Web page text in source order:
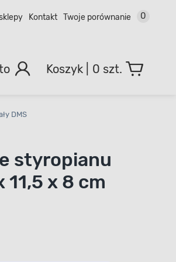
Kontakt Twoje porównanie 0
0 szt.
DMS
styropianu
x 8 cm